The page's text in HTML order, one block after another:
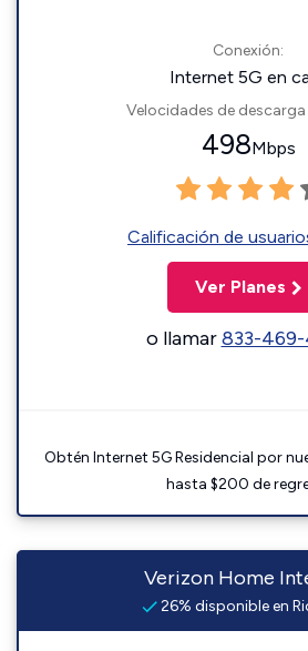
Conexión:
Internet 5G en
Velocidades de
498Mbps
Calificación de
Ver Planes
o llamar833-
Obtén Internet 5G Residencial por
hasta $200 de
Verizon Home
26% disponible en